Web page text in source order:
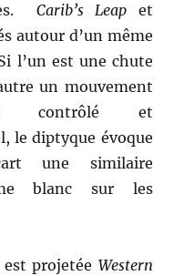
Carib’s Leap et
autour d’un même
l’un est une chute
un mouvement
contrôlé et
le diptyque évoque
une similaire
blanc sur les
projetée Western